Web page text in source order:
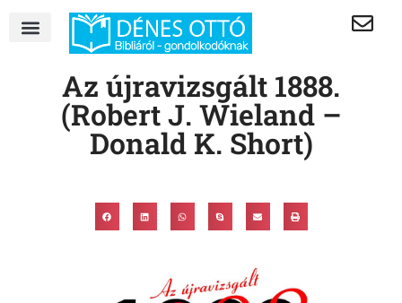
Az újravizsgált 1888.
(Robert J. Wieland –
Donald K. Short)